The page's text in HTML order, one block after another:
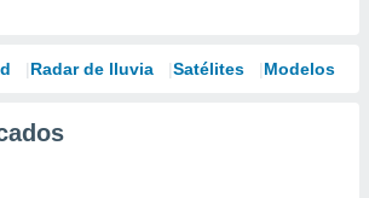
Radar de lluvia Satélites Modelos